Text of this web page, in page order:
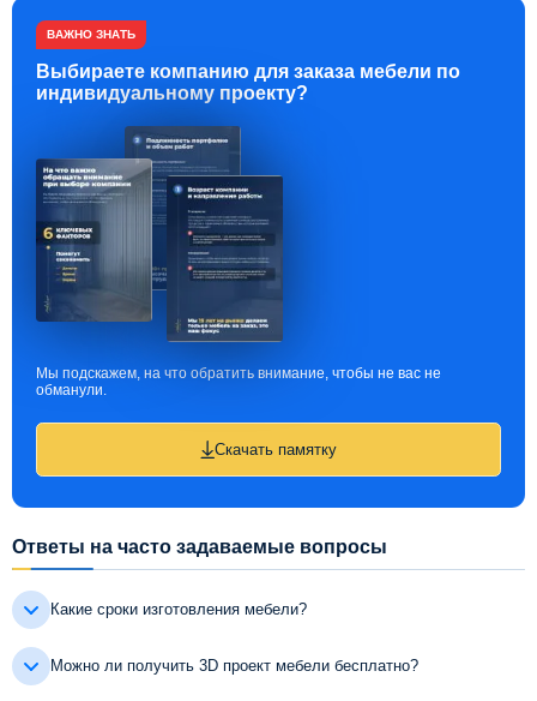
ВАЖНО ЗНАТЬ
Выбираете компанию для заказа мебели по
индивидуальному проекту?
Мы подскажем, на что обратить внимание, чтобы не вас не
обманули.
Скачать памятку
Ответы на часто задаваемые вопросы
Какие сроки изготовления мебели?
Можно ли получить 3D проект мебели бесплатно?